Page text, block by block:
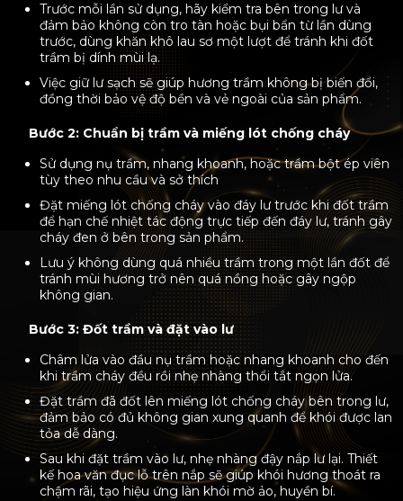
Trước mỗi lần sử dụng, hãy kiểm tra bên trong lư và
đảm bảo không còn tro tàn hoặc bụi bẩn từ lần dùng
trước, dùng khăn khô lau sơ một lượt để tránh khi đốt
trầm bị dính mùi lạ.
Việc giữ lư sạch sẽ giúp hương trầm không bị biến đổi,
đồng thời bảo vệ độ bền và vẻ ngoài của sản phẩm.
Bước 2: Chuẩn bị trầm và miếng lót chống cháy
Sử dụng nụ trầm, nhang khoanh, hoặc trầm bột ép viên
tùy theo nhu cầu và sở thích
Đặt miếng lót chống cháy vào đáy lư trước khi đốt trầm
để hạn chế nhiệt tác động trực tiếp đến đáy lư, tránh gây
cháy đen ở bên trong sản phẩm.
Lưu ý không dùng quá nhiều trầm trong một lần đốt để
tránh mùi hương trở nên quá nồng hoặc gây ngộp
không gian.
Bước 3: Đốt trầm và đặt vào lư
Châm lửa vào đầu nụ trầm hoặc nhang khoanh cho đến
khi trầm cháy đều rồi nhẹ nhàng thổi tắt ngọn lửa.
Đặt trầm đã đốt lên miếng lót chống cháy bên trong lư,
đảm bảo có đủ không gian xung quanh để khói được lan
tỏa dễ dàng.
Sau khi đặt trầm vào lư, nhẹ nhàng đậy nắp lư lại. Thiết
kế hoa văn đục lỗ trên nắp sẽ giúp khói hương thoát ra
chậm rãi, tạo hiệu ứng làn khói mờ ảo, huyền bí.